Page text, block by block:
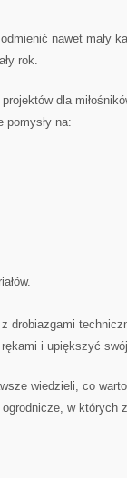
nawet mały
rok.
dla
pomysły na:
drobiazgami
i upiększyć
wiedzieli, co
w których